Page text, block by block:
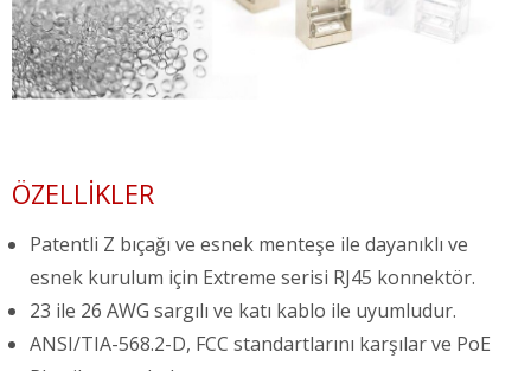
ÖZELLIKLER
Patentli Z bıçağı ve esnek menteşe ile dayanıklı ve
esnek kurulum için Extreme serisi RJ45 konnektör.
23 ile 26 AWG sargılı ve katı kablo ile uyumludur.
ANSI/TIA-568.2-D, FCC standartlarını karşılar ve PoE